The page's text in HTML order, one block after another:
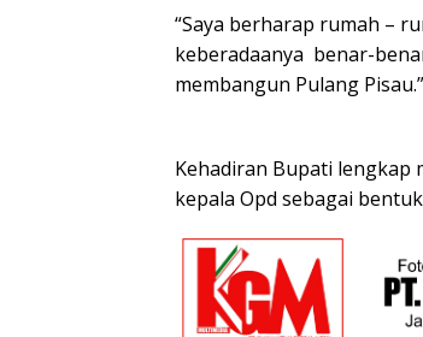
“Saya berharap rumah –
keberadaanya benar-
membangun Pulang
Kehadiran Bupati lengkap
kepala Opd sebagai